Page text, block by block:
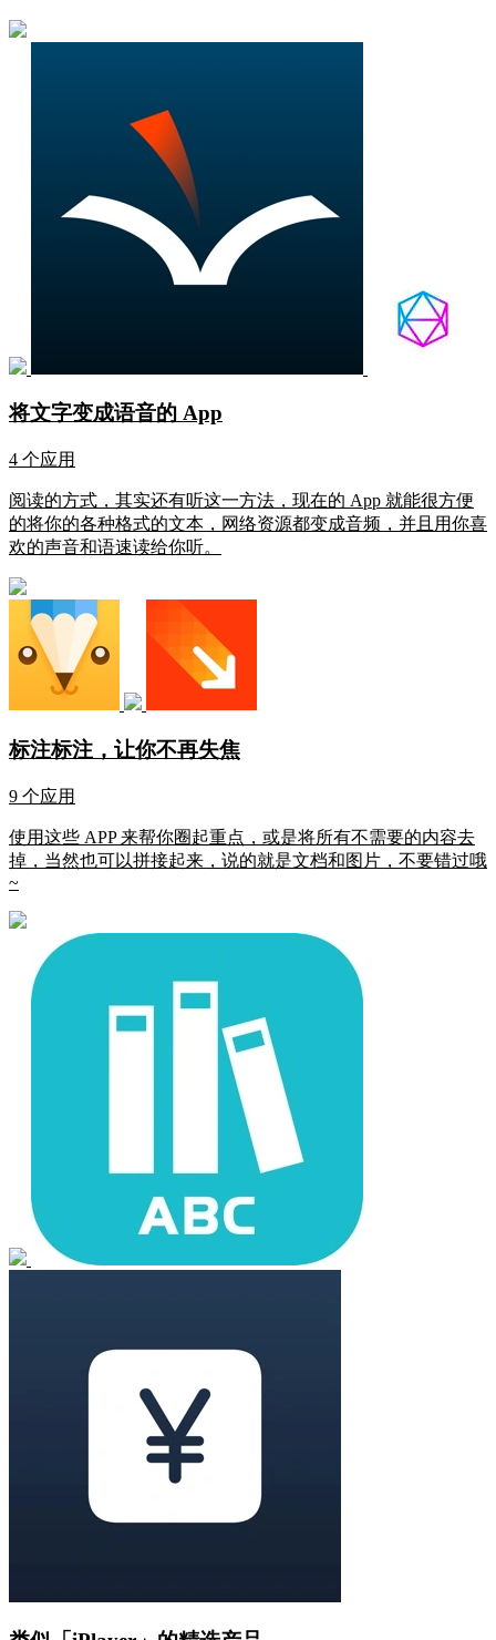
将文字变成语音的 App
4 个应用
阅读的方式，其实还有听这一方法，现在的 App 就能很方便
的将你的各种格式的文本，网络资源都变成音频，并且用你喜
欢的声音和语速读给你听。
标注标注，让你不再失焦
9 个应用
使用这些 APP 来帮你圈起重点，或是将所有不需要的内容去
掉，当然也可以拼接起来，说的就是文档和图片，不要错过哦
~